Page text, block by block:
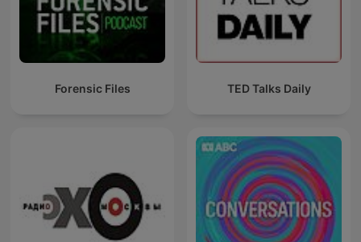
Forensic Files TED Talks Daily